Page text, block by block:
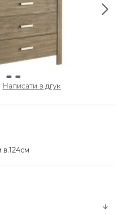
Написати відгук